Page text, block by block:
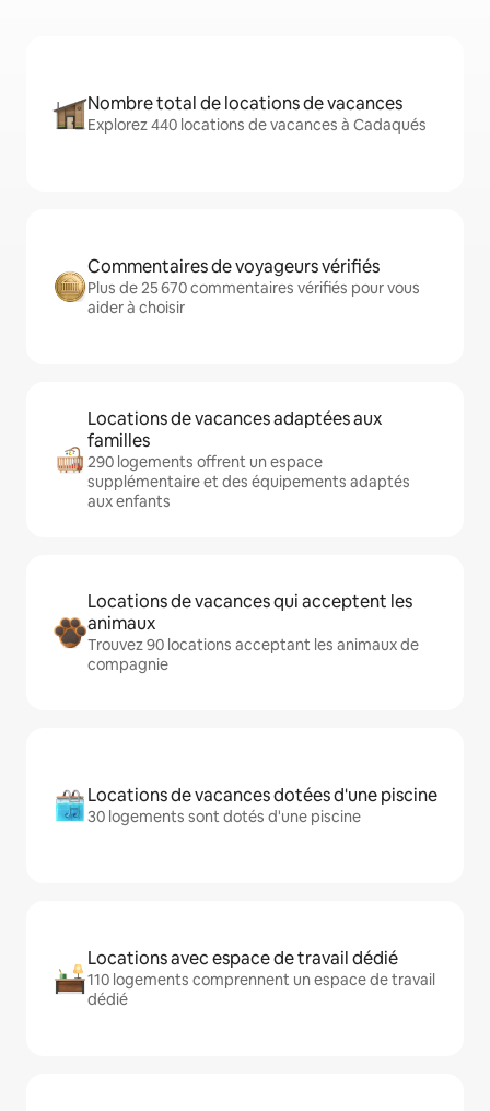
Nombre total de locations de vacances
Explorez 440 locations de vacances à Cadaqués
Commentaires de voyageurs vérifiés
Plus de 25 670 commentaires vérifiés pour vous
aider à choisir
Locations de vacances adaptées aux
familles
290 logements offrent un espace
supplémentaire et des équipements adaptés
aux enfants
Locations de vacances qui acceptent les
animaux
Trouvez 90 locations acceptant les animaux de
compagnie
Locations de vacances dotées d'une piscine
30 logements sont dotés d'une piscine
Locations avec espace de travail dédié
110 logements comprennent un espace de travail
dédié